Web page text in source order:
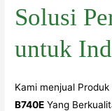
Solusi
untuk
Kami menjual Produk
B740E Yang